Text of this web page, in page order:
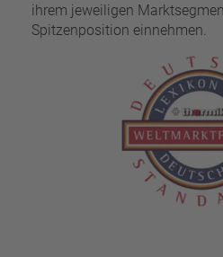
ihrem jeweiligen
Spitzenposition einnehmen.